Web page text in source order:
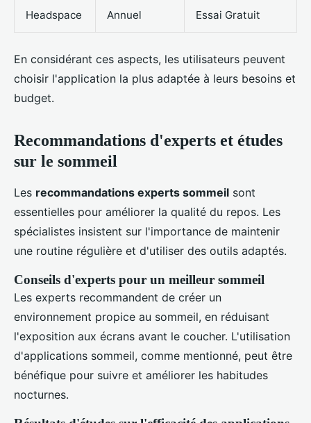
Headspace Annuel Essai Gratuit
En considérant ces aspects, les utilisateurs peuvent
choisir l'application la plus adaptée à leurs besoins et
budget.
Recommandations d'experts et études
sur le sommeil
Les recommandations experts sommeil sont
essentielles pour améliorer la qualité du repos. Les
spécialistes insistent sur l'importance de maintenir
une routine régulière et d'utiliser des outils adaptés.
Conseils d'experts pour un meilleur sommeil
Les experts recommandent de créer un
environnement propice au sommeil, en réduisant
l'exposition aux écrans avant le coucher. L'utilisation
d'applications sommeil, comme mentionné, peut être
bénéfique pour suivre et améliorer les habitudes
nocturnes.